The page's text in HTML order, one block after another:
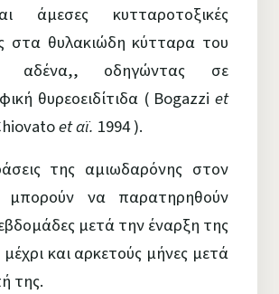
άμεσες κυτταροτοξικές
στα θυλακιώδη κύτταρα του
αδένα,, οδηγώντας σε
θυρεοειδίτιδα ( Bogazzi et
et αϊ. 1994 ).
της αμιωδαρόνης στον
μπορούν να παρατηρηθούν
μετά την έναρξη της
και αρκετούς μήνες μετά
της.